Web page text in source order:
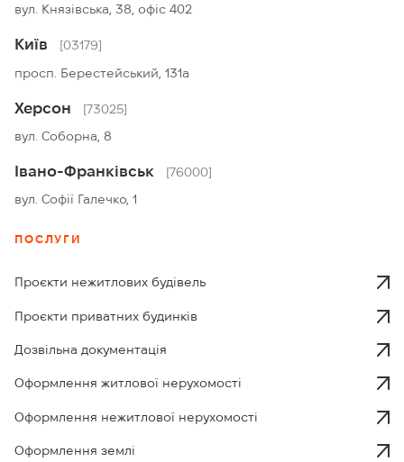
вул. Князівська, 38, офіс 402
Київ
[03179]
просп. Берестейський, 131а
Херсон
[73025]
вул. Соборна, 8
Івано-Франківськ
[76000]
вул. Софії Галечко, 1
ПОСЛУГИ
Проєкти нежитлових будівель
Проєкти приватних будинків
Дозвільна документація
Оформлення житлової нерухомості
Оформлення нежитлової нерухомості
Оформлення землі